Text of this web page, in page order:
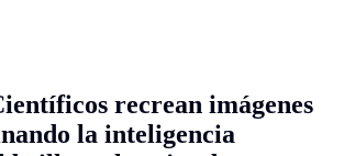
recrean imágenes
la inteligencia